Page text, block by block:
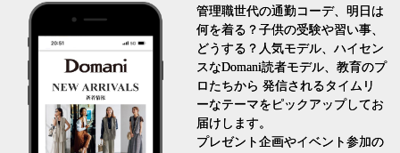
管理職世代の通勤コーデ、明日は
何を着る？子供の受験や習い事、
どうする？人気モデル、ハイセン
スなDomani読者モデル、教育のプ
ロたちから 発信されるタイムリ
ーなテーマをピックアップしてお
届けします。
プレゼント企画やイベント参加の